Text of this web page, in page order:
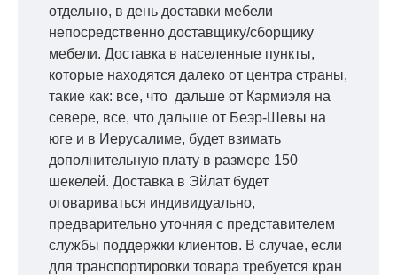
отдельно, в день доставки мебели
непосредственно доставщику/сборщику
мебели. Доставка в населенные пункты,
которые находятся далеко от центра страны,
такие как: все, что дальше от Кармиэля на
севере, все, что дальше от Беэр-Шевы на
юге и в Иерусалиме, будет взимать
дополнительную плату в размере 150
шекелей. Доставка в Эйлат будет
оговариваться индивидуально,
предварительно уточняя с представителем
службы поддержки клиентов. В случае, если
для транспортировки товара требуется кран